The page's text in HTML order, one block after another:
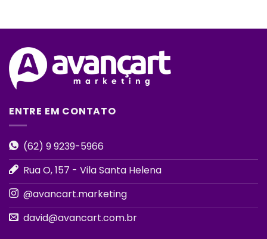
ENTRE EM CONTATO
(62) 9 9239-5966
Rua O, 157 - Vila Santa Helena
@avancart.marketing
david@avancart.com.br